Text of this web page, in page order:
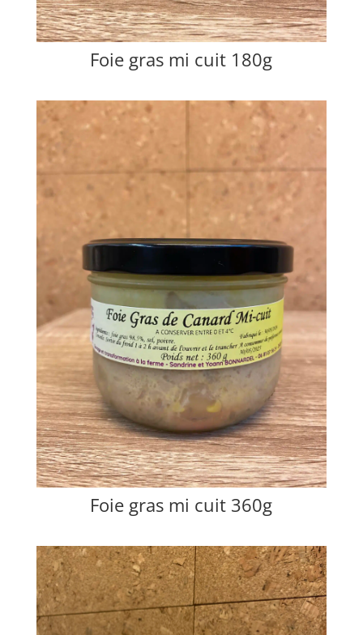
Foie gras mi cuit 180g
Foie gras mi cuit 360g